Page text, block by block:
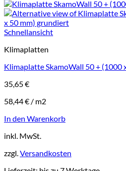
Schnellansicht
Klimaplatten
Klimaplatte SkamoWall 50 + (1000
35,65€
58,44€ / m2
In den Warenkorb
inkl. MwSt.
zzgl.Versandkosten